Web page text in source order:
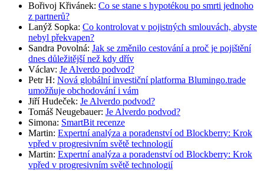
Bořivoj Křivánek: Co se stane s hypotékou po smrti jednoho
z partnerů?
Lanýž Sopka: Co kontrolovat v pojistných smlouvách, abyste
nebyl překvapen?
Sandra Povolná: Jak se změnilo cestování a proč je pojištění
dnes důležitější než kdy dřív
Václav: Je Alverdo podvod?
Petr H: Nová globální investiční platforma Blumingo.trade
umožňuje obchodování i vám
Jiří Hudeček: Je Alverdo podvod?
Tomáš Neugebauer: Je Alverdo podvod?
Simona: SmartBit recenze
Martin: Expertní analýza a poradenství od Blockberry: Krok
vpřed v progresivním světě technologií
Martin: Expertní analýza a poradenství od Blockberry: Krok
vpřed v progresivním světě technologií